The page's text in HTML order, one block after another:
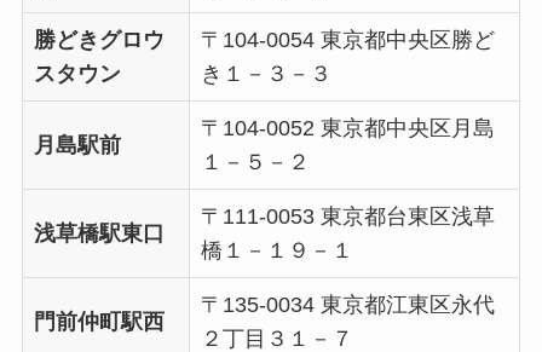
勝どきグロウ
スタウン
〒104-0054 東京都中央区勝ど
き１－３－３
月島駅前
〒104-0052 東京都中央区月島
１－５－２
浅草橋駅東口
〒111-0053 東京都台東区浅草
橋１－１９－１
門前仲町駅西
〒135-0034 東京都江東区永代
２丁目３１－７